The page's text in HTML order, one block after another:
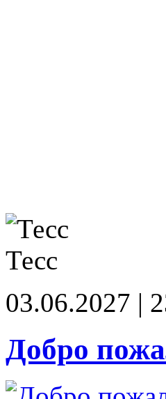
Тесс
03.06.2027 |
Добро